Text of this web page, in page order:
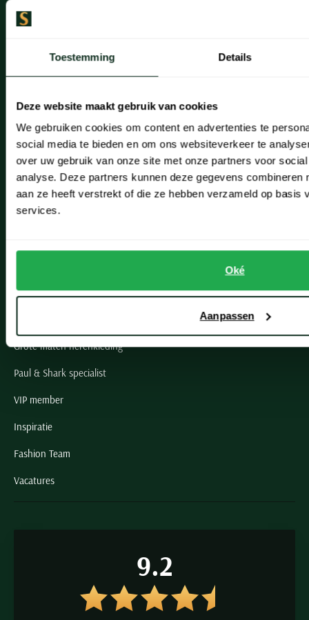
Toestemming Details
Deze website maakt gebruik van cookies
We gebruiken cookies om content en advertenties te
social media te bieden en om ons websiteverkeer te
over uw gebruik van onze site met onze partners voor
analyse. Deze partners kunnen deze gegevens combineren
aan ze heeft verstrekt of die ze hebben verzameld op basis
services.
Oké
Aanpassen
Veel van de Ralph Lauren tussenjassen zijn te herkennen aan het
pasvormen om optimaal draagcomfort voor elk type man te
garanderen.
Maten en pasvormen
In onze online shop vindt u Polo Ralph Lauren tussenjassen voor
een selectie tussenjassen en jacks van de Big & Tall collectie aan.
De tussenjacks voor heren in deze lijn zijn verkrijgbaar tot en met
maat 6XL. In deze matenrange vindt u daarnaast verschillende
Artikelonderhoud
Onze winkels
Hillegom
Leiderdorp
Lisse
Oegstgeest
Grote maten herenkleding
Paul & Shark specialist
VIP member
Inspiratie
Fashion Team
Vacatures
9.2